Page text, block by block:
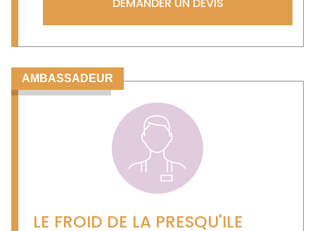
DEMANDER UN DEVIS
AMBASSADEUR
LE FROID DE LA PRESQU'ILE